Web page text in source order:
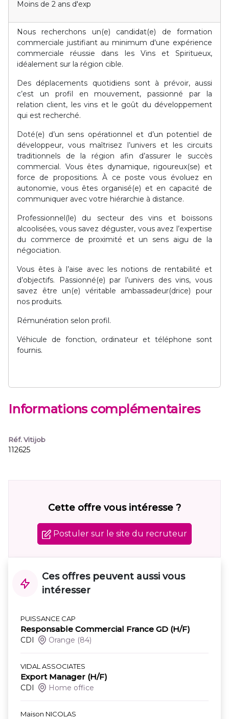
Moins de 2 ans d'exp
Nous recherchons un(e) candidat(e) de formation
commerciale justifiant au minimum d'une expérience
commerciale réussie dans les Vins et Spiritueux,
idéalement sur la région cible.
Des déplacements quotidiens sont à prévoir, aussi
c’est un profil en mouvement, passionné par la
relation client, les vins et le goût du développement
qui est recherché.
Doté(e) d’un sens opérationnel et d’un potentiel de
développeur, vous maîtrisez l’univers et les circuits
traditionnels de la région afin d’assurer le succès
commercial. Vous êtes dynamique, rigoureux(se) et
force de propositions. À ce poste vous évoluez en
autonomie, vous êtes organisé(e) et en capacité de
communiquer avec votre hiérarchie à distance.
Professionnel(le) du secteur des vins et boissons
alcoolisées, vous savez déguster, vous avez l’expertise
du commerce de proximité et un sens aigu de la
négociation.
Vous êtes à l’aise avec les notions de rentabilité et
d’objectifs. Passionné(e) par l’univers des vins, vous
savez être un(e) véritable ambassadeur(drice) pour
nos produits.
Rémunération selon profil.
Véhicule de fonction, ordinateur et téléphone sont
fournis.
Informations complémentaires
Réf. Vitijob
112625
Cette offre vous intéresse ?
Postuler sur le site du recruteur
Ces offres peuvent aussi vous
intéresser
PUISSANCE CAP
Responsable Commercial France GD (H/F)
CDI Orange (84)
VIDAL ASSOCIATES
Export Manager (H/F)
CDI Home office
Maison NICOLAS